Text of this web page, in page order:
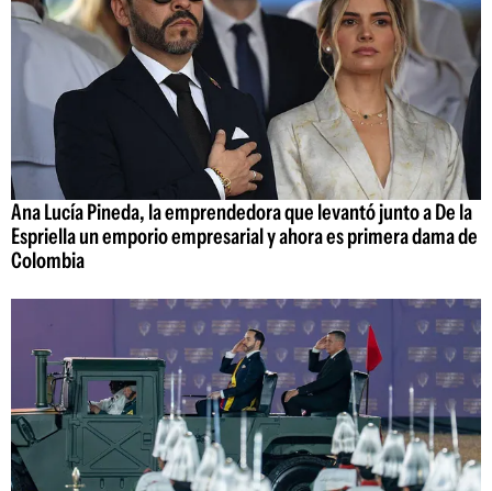
Ana Lucía Pineda, la emprendedora que levantó junto a De la
Espriella un emporio empresarial y ahora es primera dama de
Colombia